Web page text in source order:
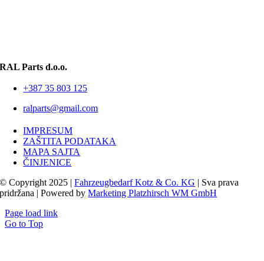
RAL Parts d.o.o.
+387 35 803 125
ralparts@gmail.com
IMPRESUM
ZAŠTITA PODATAKA
MAPA SAJTA
ČINJENICE
© Copyright 2025 |Fahrzeugbedarf Kotz & Co. KG | Sva prava
pridržana | Powered byMarketing Platzhirsch WM GmbH
Page load link
Go to Top